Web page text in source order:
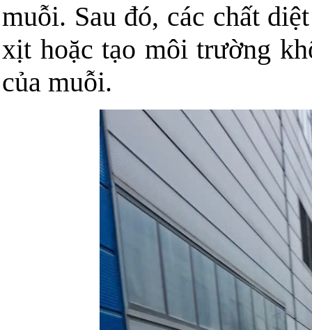
muỗi. Sau đó, các chất
xịt hoặc tạo môi trường
của muỗi.